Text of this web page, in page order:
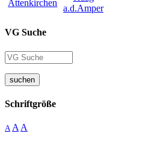
VG Suche
suchen
Schriftgröße
A A A